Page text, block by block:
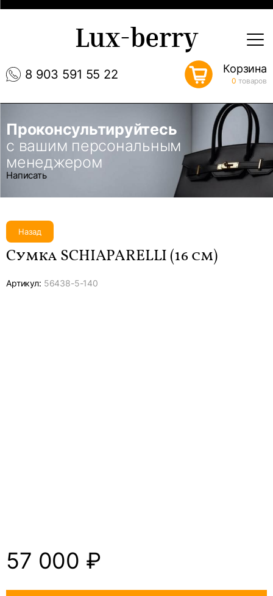
8 903 591 55 22
Lux-berry
Корзина
0 товаров
Проконсультируйтесь
с вашим персональным
менеджером
Написать
Назад
Сумка SCHIAPARELLI (16 см)
Артикул: 56438-5-140
57 000 ₽